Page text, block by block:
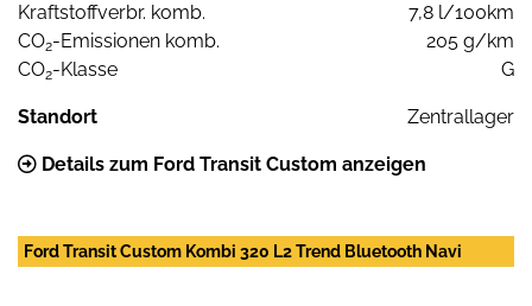
Kraftstoffverbr. komb.
7,8 l/100km
CO2-Emissionen komb.
205 g/km
CO2-Klasse G
Standort Zentrallager
Details zum Ford Transit Custom anzeigen
Ford Transit Custom Kombi 320 L2 Trend Bluetooth Navi